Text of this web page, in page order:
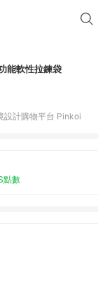
能軟性拉鍊袋
設計購物平台 Pinkoi
點數